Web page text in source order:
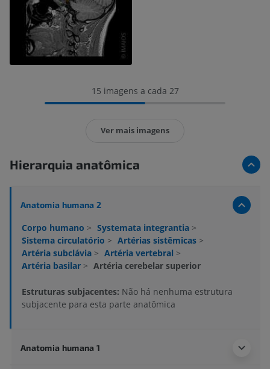
15 imagens a cada 27
Ver mais imagens
Hierarquia anatômica
Anatomia humana 2
Corpo humano > Systemata integrantia >
Sistema circulatório > Artérias sistêmicas >
Artéria subclávia > Artéria vertebral >
Artéria basilar > Artéria cerebelar superior
Estruturas subjacentes: Não há nenhuma estrutura
subjacente para esta parte anatômica
Anatomia humana 1